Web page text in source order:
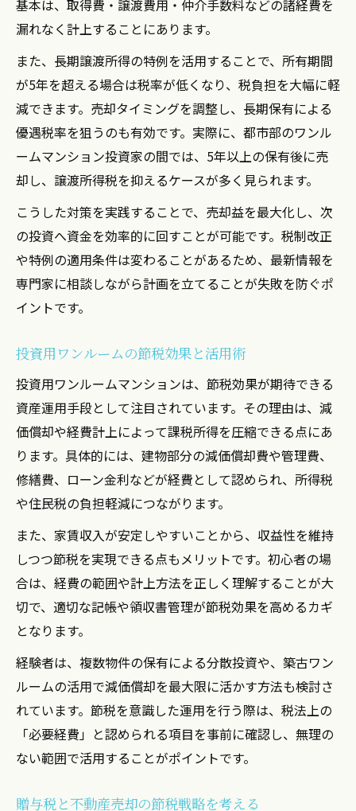
基本は、取得費・譲渡費用・仲介手数料などの諸経費を
漏れなく計上することにあります。
また、長期譲渡所得の特例を活用することで、所有期間
が5年を超える場合は税率が低くなり、税負担を大幅に軽
減できます。売却タイミングを調整し、長期保有による
優遇税率を狙うのも有効です。実際に、都市部のワンル
ームマンション投資家の間では、5年以上の保有後に売
却し、譲渡所得税を抑えるケースが多く見られます。
こうした対策を実践することで、売却益を最大化し、次
の投資へ資金を効率的に回すことが可能です。税制改正
や特例の適用条件は変わることがあるため、最新情報を
専門家に相談しながら計画を立てることが失敗を防ぐポ
イントです。
投資用ワンルームの節税効果と活用術
投資用ワンルームマンションは、節税効果が期待できる
資産運用手段として注目されています。その理由は、減
価償却や経費計上によって課税所得を圧縮できる点にあ
ります。具体的には、建物部分の減価償却費や管理費、
修繕費、ローン金利などが経費として認められ、所得税
や住民税の負担軽減につながります。
また、家賃収入が安定しやすいことから、収益性を維持
しつつ節税を実現できる点もメリットです。初心者の場
合は、経費の範囲や計上方法を正しく理解することが大
切で、適切な記帳や領収書管理が節税効果を高めるカギ
となります。
経験者は、複数物件の保有による分散投資や、築古ワン
ルームの活用で減価償却を最大限に活かす方法も検討さ
れています。節税を意識した運用を行う際は、税法上の
「必要経費」と認められる項目を事前に確認し、無理の
ない範囲で活用することがポイントです。
贈与税と不動産売却の節税戦略を考える